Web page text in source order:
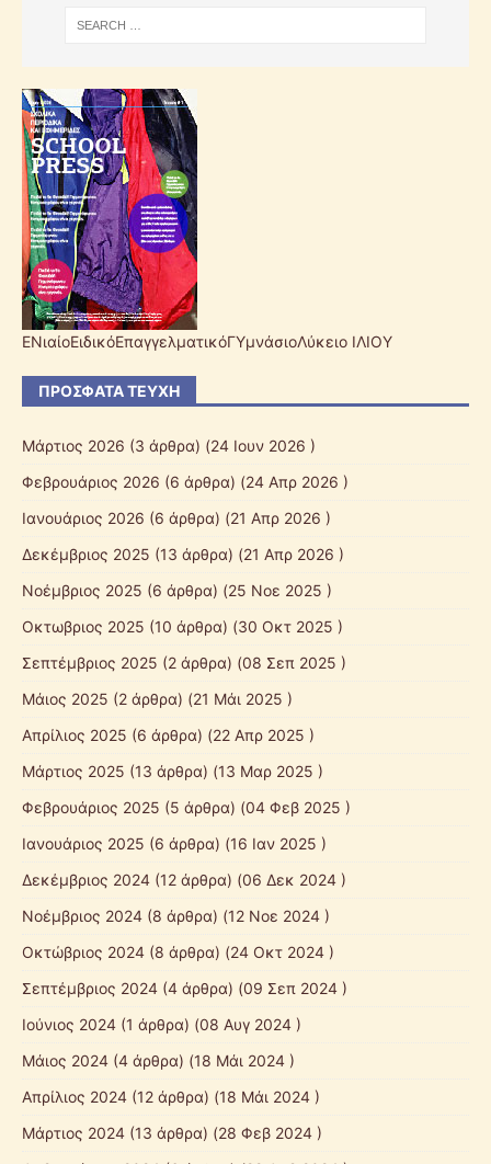
ΕΝιαίοΕιδικόΕπαγγελματικόΓΥμνάσιοΛύκειο ΙΛΙΟΥ
ΠΡΌΣΦΑΤΑ ΤΕΎΧΗ
Μάρτιος 2026 (3 άρθρα) (24 Ιουν 2026 )
Φεβρουάριος 2026 (6 άρθρα) (24 Απρ 2026 )
Ιανουάριος 2026 (6 άρθρα) (21 Απρ 2026 )
Δεκέμβριος 2025 (13 άρθρα) (21 Απρ 2026 )
Νοέμβριος 2025 (6 άρθρα) (25 Νοε 2025 )
Οκτωβριος 2025 (10 άρθρα) (30 Οκτ 2025 )
Σεπτέμβριος 2025 (2 άρθρα) (08 Σεπ 2025 )
Mάιος 2025 (2 άρθρα) (21 Μάι 2025 )
Απρίλιος 2025 (6 άρθρα) (22 Απρ 2025 )
Μάρτιος 2025 (13 άρθρα) (13 Μαρ 2025 )
Φεβρουάριος 2025 (5 άρθρα) (04 Φεβ 2025 )
Ιανουάριος 2025 (6 άρθρα) (16 Ιαν 2025 )
Δεκέμβριος 2024 (12 άρθρα) (06 Δεκ 2024 )
Νοέμβριος 2024 (8 άρθρα) (12 Νοε 2024 )
Οκτώβριος 2024 (8 άρθρα) (24 Οκτ 2024 )
Σεπτέμβριος 2024 (4 άρθρα) (09 Σεπ 2024 )
Ιούνιος 2024 (1 άρθρα) (08 Αυγ 2024 )
Μάιος 2024 (4 άρθρα) (18 Μάι 2024 )
Απρίλιος 2024 (12 άρθρα) (18 Μάι 2024 )
Μάρτιος 2024 (13 άρθρα) (28 Φεβ 2024 )